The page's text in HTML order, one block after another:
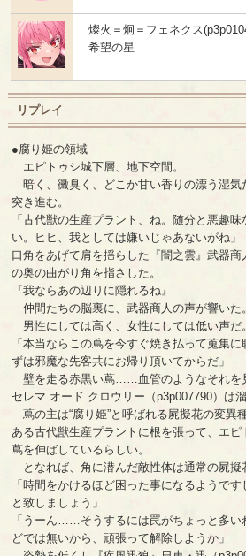
燦火＝炯＝フェネクス
希望の星
リプレイ
●腐り姫の領域
エピトゥシ城下層、地下空間。
暗く、黴臭く、どこか甘い香りの漂う湿気
突き進む。
「古代獣の生産プラント、ね。随分と悪趣
い。ヒヒ、我としては嫌いじゃあないがね」
口角をあげて肩を揺らした『闇之雲』武器商
の奥の曲がり角を指さした。
『我ならあの辺りに隠れるね』
仲間たちの脳裏に、武器商人の声が響いた。
男性にしては高く、女性にしては低い声だ。
「本当ならこの蔦を今すぐ焼き払って蒐集
ずは邪魔な先客共にお帰り頂いてからだ」
壁を走る赤黒い蔦……血管のようなそれを
セレマ オード クロウリー（p3p007790）は溜
蔦の主は“腐り姫”と呼ばれる屍擬花の変異
ある古代獣生産プラントに根を張って、エピ
蔦を伸ばしているらしい。
となれば、角に潜んだ敵性体は通常の屍擬
「時間をかけるほど困った事になるようで
と致しましょう」
「うーん……そうするには罠がちょっと多い
どでは無いから、頑張って解除しようか」